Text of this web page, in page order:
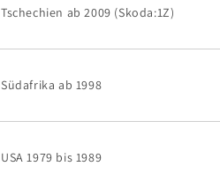
Tschechien ab 2009 (Skoda:1Z)
Südafrika ab 1998
USA 1979 bis 1989